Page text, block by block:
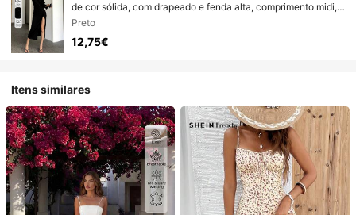
de cor sólida, com drapeado e fenda alta, comprimento midi,
ideal para primavera/verão/outono.
Preto
12,75€
Itens similares